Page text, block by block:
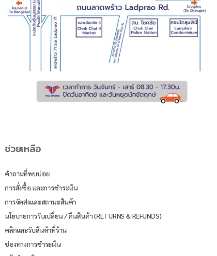
ช่วยเหลือ
คำถามที่พบบ่อย
การสั่งซื้อ และการชำระเงิน
การจัดส่งและสถานะสินค้า
นโยบายการรับเปลี่ยน / คืนสินค้า (RETURNS & REFUNDS)
คลิกและรับสินค้าที่ร้าน
ช่องทางการชำระเงิน